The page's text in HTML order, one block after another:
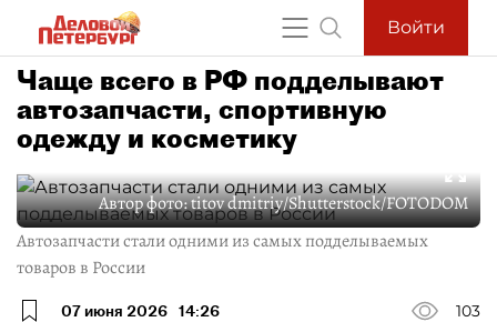
Войти
Чаще всего в РФ подделывают
автозапчасти, спортивную
одежду и косметику
Автор фото:titov dmitriy/Shutterstock/FOTODOM
Автозапчасти стали одними из самых подделываемых
товаров в России
07 июня 2026 14:26
103